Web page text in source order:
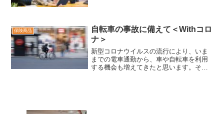
保険商品
自転車の事故に備えて＜Withコロ
ナ＞
新型コロナウイルスの流行により、いま
までの電車通勤から、車や自転車を利用
する機会も増えてきたと思います。その